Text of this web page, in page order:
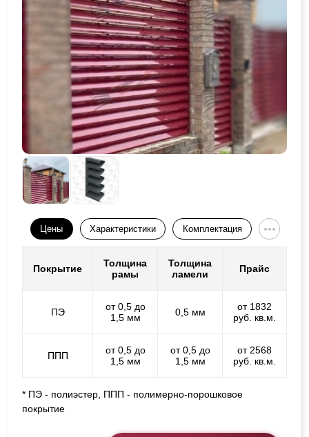
Цены Характеристики Комплектация
Покрытие
Толщина
рамы
Толщина
ламели
Прайс
ПЭ
от 0,5 до
1,5 мм
0,5 мм
от 1832
руб. кв.м.
ППП
от 0,5 до
1,5 мм
от 0,5 до
1,5 мм
от 2568
руб. кв.м.
* ПЭ - полиэстер, ППП - полимерно-порошковое
покрытие